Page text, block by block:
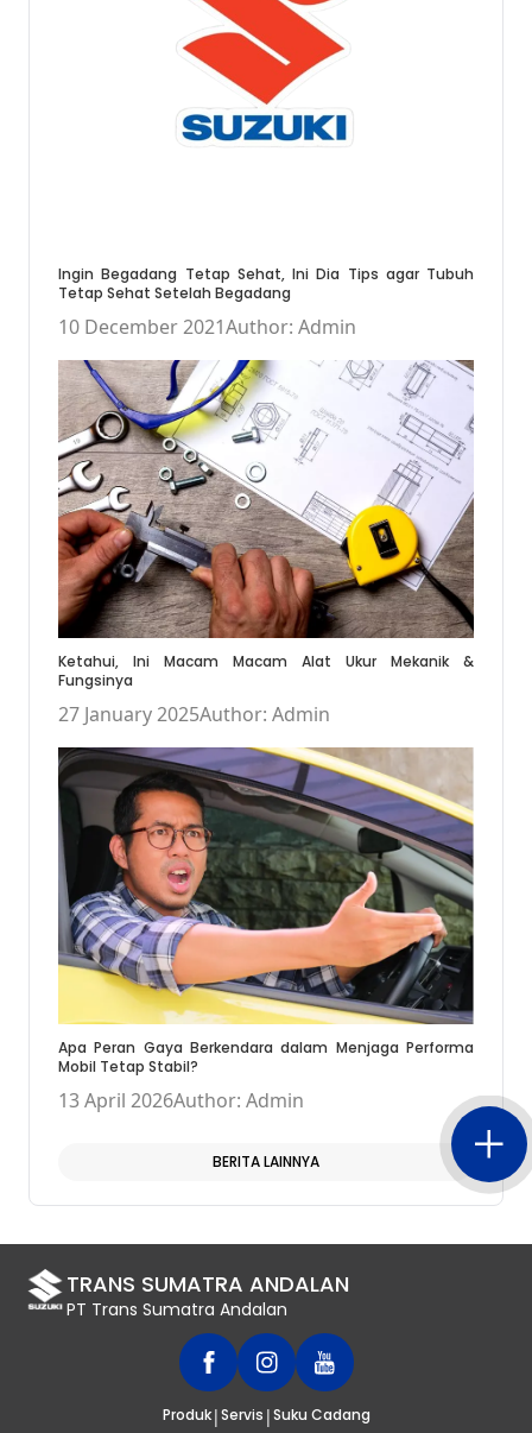
Ingin Begadang Tetap Sehat, Ini Dia Tips agar Tubuh
Tetap Sehat Setelah Begadang
10 December 2021Author: Admin
Ketahui, Ini Macam Macam Alat Ukur Mekanik &
Fungsinya
27 January 2025Author: Admin
Apa Peran Gaya Berkendara dalam Menjaga Performa
Mobil Tetap Stabil?
13 April 2026Author: Admin
BERITA LAINNYA
TRANS SUMATRA ANDALAN
PT Trans Sumatra Andalan
Produk|Servis |Suku Cadang